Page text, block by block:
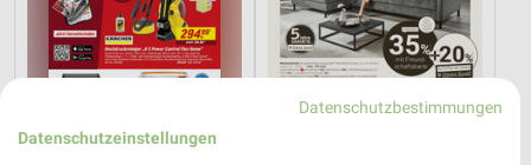
Datenschutzbestimmungen
Datenschutzeinstellungen